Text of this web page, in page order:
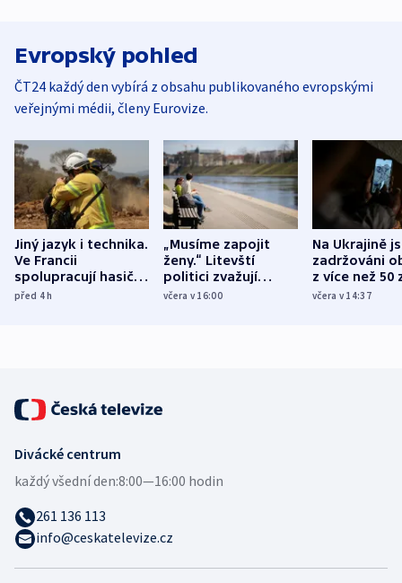
Evropský pohled
ČT24 každý den vybírá z obsahu publikovaného evropskými
veřejnými médii, členy Eurovize.
Jiný jazyk i technika.
Ve Francii
spolupracují hasiči z
různých zemí
před 4h
„Musíme zapojit
ženy.“ Litevští
politici zvažují
dohodu o
včera v 16:00
Na Ukrajině
zadržováni
z více než 50
Bojovali na
včera v 14:37
Divácké centrum
každý všední den:8:00—16:00 hodin
261 136 113
info@ceskatelevize.cz